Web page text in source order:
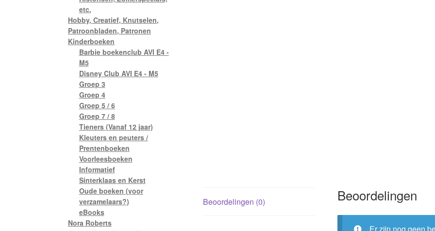
Beoordelingen (0) Beoordelingen
etc.
Hobby, Creatief, Knutselen,
Patroonbladen, Patronen
Kinderboeken
Barbie boekenclub AVI E4 -
M5
Disney Club AVI E4 - M5
Groep 3
Groep 4
Groep 5 / 6
Groep 7 / 8
Tieners (Vanaf 12 jaar)
Kleuters en peuters /
Prentenboeken
Voorleesboeken
Informatief
Sinterklaas en Kerst
Oude boeken (voor
verzamelaars?)
eBooks
Nora Roberts